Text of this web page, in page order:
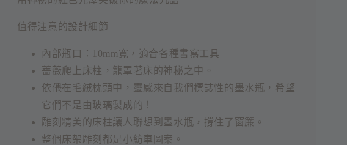
值得注意的設計細節
內部瓶口：10mm寬，適合各種書寫工具
薔薇爬上床柱，籠罩著床的神秘之中。
依偎在毛絨枕頭中，靈感來自我們標誌性的墨水瓶，希望
它們不是由玻璃製成的！
雕刻精美的床柱讓人聯想到墨水瓶，撐住了窗簾。
整個床架雕刻都是小紡車圖案。